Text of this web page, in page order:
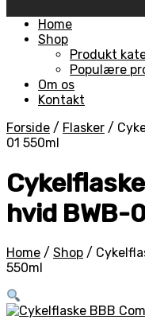
Skip
Home
Shop
Produkt
Populære
Om os
Kontakt
Forside / Flasker /
01 550ml
hvid BWB-
Home / Shop /
550ml